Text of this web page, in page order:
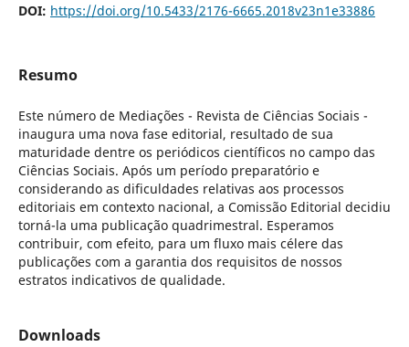
DOI: https://doi.org/10.5433/2176-6665.2018v23n1e33886
Resumo
Este número de Mediações - Revista de Ciências Sociais -
inaugura uma nova fase editorial, resultado de sua
maturidade dentre os periódicos científicos no campo das
Ciências Sociais. Após um período preparatório e
considerando as dificuldades relativas aos processos
editoriais em contexto nacional, a Comissão Editorial decidiu
torná-la uma publicação quadrimestral. Esperamos
contribuir, com efeito, para um fluxo mais célere das
publicações com a garantia dos requisitos de nossos
estratos indicativos de qualidade.
Downloads